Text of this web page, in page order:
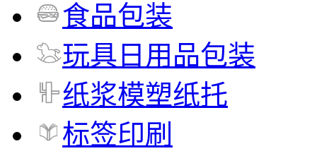
食品包装
玩具日用品包装
纸浆模塑纸托
标签印刷